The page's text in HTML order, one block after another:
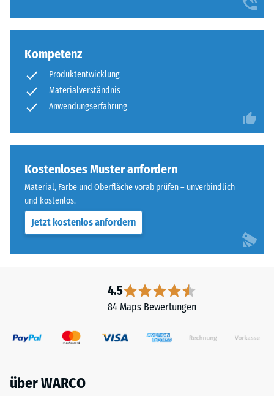
Kompetenz
Produktentwicklung
Materialverständnis
Anwendungserfahrung
Kostenloses Muster anfordern
Material, Farbe und Oberfläche vorab prüfen – unverbindlich
und kostenlos.
Jetzt kostenlos anfordern
4.5
84 Maps Bewertungen
über WARCO